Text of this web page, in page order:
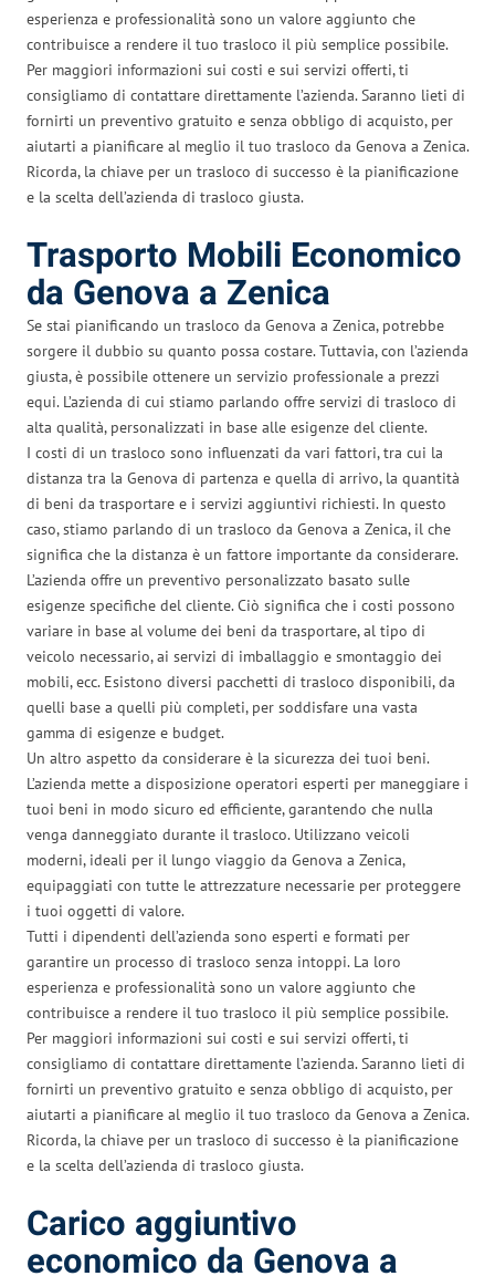
esperienza e professionalità sono un valore aggiunto che
contribuisce a rendere il tuo trasloco il più semplice possibile.
Per maggiori informazioni sui costi e sui servizi offerti, ti
consigliamo di contattare direttamente l’azienda. Saranno lieti di
fornirti un preventivo gratuito e senza obbligo di acquisto, per
aiutarti a pianificare al meglio il tuo trasloco da Genova a Zenica.
Ricorda, la chiave per un trasloco di successo è la pianificazione
e la scelta dell’azienda di trasloco giusta.
Trasporto Mobili Economico
da Genova a Zenica
Se stai pianificando un trasloco da Genova a Zenica, potrebbe
sorgere il dubbio su quanto possa costare. Tuttavia, con l’azienda
giusta, è possibile ottenere un servizio professionale a prezzi
equi. L’azienda di cui stiamo parlando offre servizi di trasloco di
alta qualità, personalizzati in base alle esigenze del cliente.
I costi di un trasloco sono influenzati da vari fattori, tra cui la
distanza tra la Genova di partenza e quella di arrivo, la quantità
di beni da trasportare e i servizi aggiuntivi richiesti. In questo
caso, stiamo parlando di un trasloco da Genova a Zenica, il che
significa che la distanza è un fattore importante da considerare.
L’azienda offre un preventivo personalizzato basato sulle
esigenze specifiche del cliente. Ciò significa che i costi possono
variare in base al volume dei beni da trasportare, al tipo di
veicolo necessario, ai servizi di imballaggio e smontaggio dei
mobili, ecc. Esistono diversi pacchetti di trasloco disponibili, da
quelli base a quelli più completi, per soddisfare una vasta
gamma di esigenze e budget.
Un altro aspetto da considerare è la sicurezza dei tuoi beni.
L’azienda mette a disposizione operatori esperti per maneggiare i
tuoi beni in modo sicuro ed efficiente, garantendo che nulla
venga danneggiato durante il trasloco. Utilizzano veicoli
moderni, ideali per il lungo viaggio da Genova a Zenica,
equipaggiati con tutte le attrezzature necessarie per proteggere
i tuoi oggetti di valore.
Tutti i dipendenti dell’azienda sono esperti e formati per
garantire un processo di trasloco senza intoppi. La loro
esperienza e professionalità sono un valore aggiunto che
contribuisce a rendere il tuo trasloco il più semplice possibile.
Per maggiori informazioni sui costi e sui servizi offerti, ti
consigliamo di contattare direttamente l’azienda. Saranno lieti di
fornirti un preventivo gratuito e senza obbligo di acquisto, per
aiutarti a pianificare al meglio il tuo trasloco da Genova a Zenica.
Ricorda, la chiave per un trasloco di successo è la pianificazione
e la scelta dell’azienda di trasloco giusta.
Carico aggiuntivo
economico da Genova a